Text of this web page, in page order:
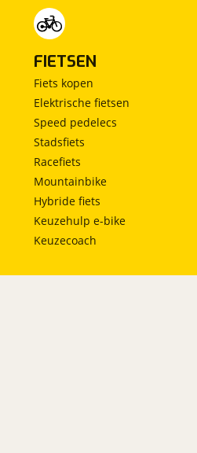
FIETSEN
Fiets kopen
Elektrische fietsen
Speed pedelecs
Stadsfiets
Racefiets
Mountainbike
Hybride fiets
Keuzehulp e-bike
Keuzecoach